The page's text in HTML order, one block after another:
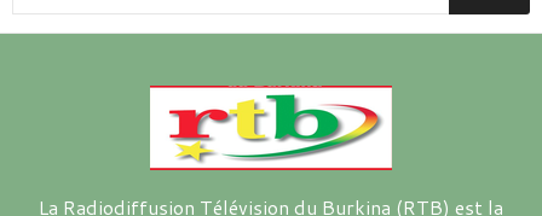
La Radiodiffusion Télévision du Burkina (RTB) est la